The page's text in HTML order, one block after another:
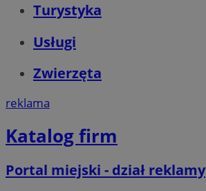
Turystyka
Usługi
Zwierzęta
reklama
Katalog firm
Portal miejski - dział reklamy